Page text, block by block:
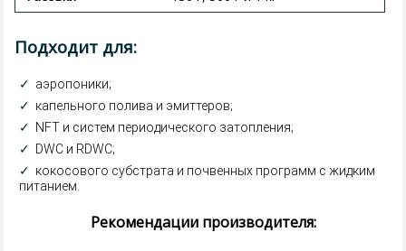
Подходит для:
✓ аэропоники;
✓ капельного полива и эмиттеров;
✓ NFT и систем периодического затопления;
✓ DWC и RDWC;
✓ кокосового субстрата и почвенных программ с жидким
питанием.
Рекомендации производителя: